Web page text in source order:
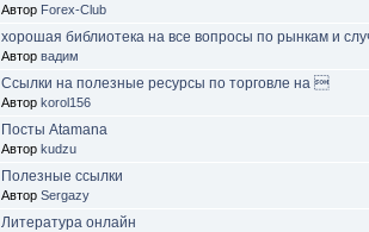
Автор Forex-Club
хорошая библиотека на все вопросы по рынкам и
Автор вадим
Ссылки на полезные ресурсы по торговле на 
Автор korol156
Посты Atamana
Автор kudzu
Полезные ссылки
Автор Sergazy
Литература онлайн